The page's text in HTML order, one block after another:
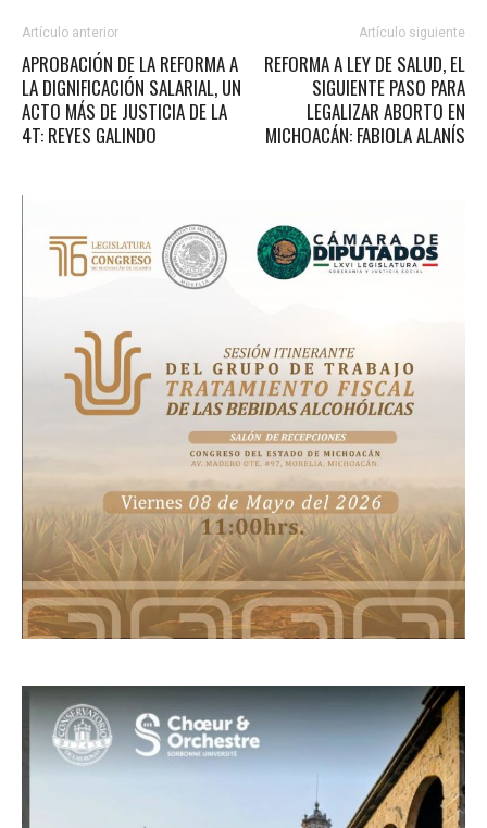
Artículo anterior
APROBACIÓN DE LA REFORMA A
LA DIGNIFICACIÓN SALARIAL, UN
ACTO MÁS DE JUSTICIA DE LA
4T: REYES GALINDO
Artículo siguiente
REFORMA A LEY DE SALUD, EL
SIGUIENTE PASO PARA
LEGALIZAR ABORTO EN
MICHOACÁN: FABIOLA ALANÍS